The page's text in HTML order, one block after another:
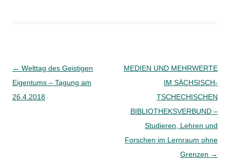
Beitragsnavigation
← Welttag des Geistigen
Eigentums – Tagung am
26.4.2018
MEDIEN UND MEHRWERTE
IM SÄCHSISCH-
TSCHECHISCHEN
BIBLIOTHEKSVERBUND –
Studieren, Lehren und
Forschen im Lernraum ohne
Grenzen →